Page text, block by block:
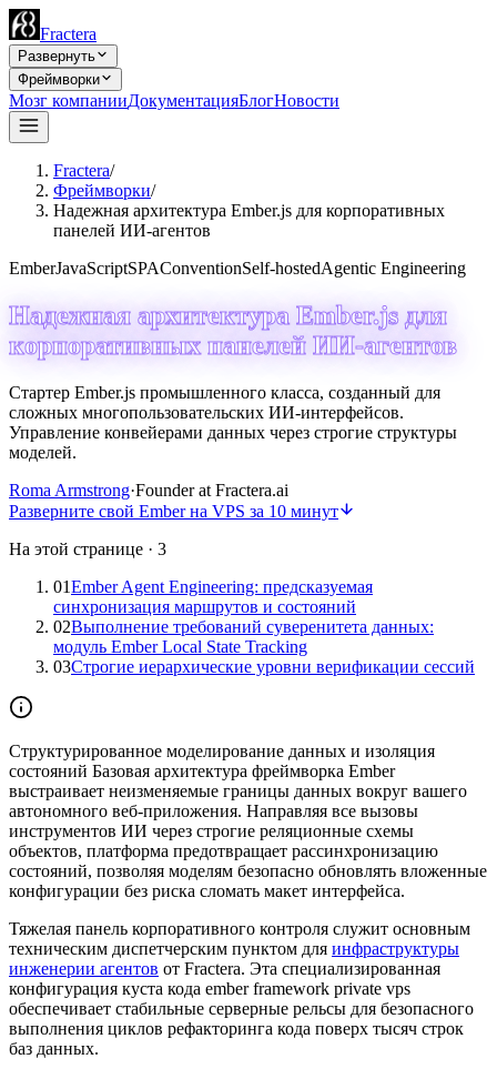
Fractera
Развернуть
Фреймворки
Мозг компанииДокументацияБлогНовости
Fractera/
Фреймворки/
Надежная архитектура Ember.js для корпоративных
панелей ИИ-агентов
EmberJavaScriptSPAConventionSelf-hostedAgentic Engineering
Надежная архитектура Ember.js для
корпоративных панелей ИИ-агентов
Стартер Ember.js промышленного класса, созданный для
сложных многопользовательских ИИ-интерфейсов.
Управление конвейерами данных через строгие структуры
моделей.
Roma Armstrong·Founder at Fractera.ai
Разверните свой Ember на VPS за 10 минут
На этой странице · 3
01Ember Agent Engineering: предсказуемая
синхронизация маршрутов и состояний
02Выполнение требований суверенитета данных:
модуль Ember Local State Tracking
03Строгие иерархические уровни верификации сессий
Структурированное моделирование данных и изоляция
состояний Базовая архитектура фреймворка Ember
выстраивает неизменяемые границы данных вокруг вашего
автономного веб-приложения. Направляя все вызовы
инструментов ИИ через строгие реляционные схемы
объектов, платформа предотвращает рассинхронизацию
состояний, позволяя моделям безопасно обновлять вложенные
конфигурации без риска сломать макет интерфейса.
Тяжелая панель корпоративного контроля служит основным
техническим диспетчерским пунктом для инфраструктуры
инженерии агентов от Fractera. Эта специализированная
конфигурация куста кода ember framework private vps
обеспечивает стабильные серверные рельсы для безопасного
выполнения циклов рефакторинга кода поверх тысяч строк
баз данных.